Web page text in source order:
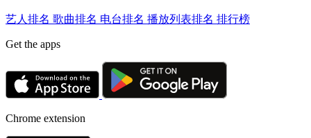
艺人排名 歌曲排名 电台排名 播放列表排名 排行榜
Get the apps
Chrome extension